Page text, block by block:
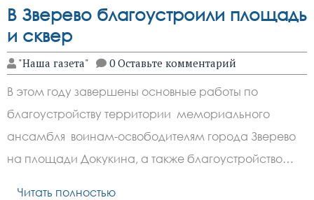
В Зверево благоустроили площадь
и сквер
"Наша газета" 0 Оставьте комментарий
В этом году завершены основные работы по
благоустройству территории мемориального
ансамбля воинам-освободителям города Зверево
на площади Докукина, а также благоустройство…
Читать полностью